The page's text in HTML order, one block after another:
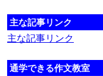
主な記事リンク
主な記事リンク
通学できる作文教室